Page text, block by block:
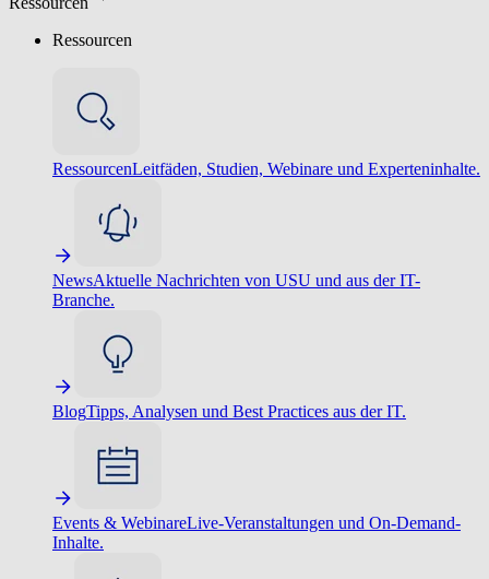
Ressourcen
RessourcenLeitfäden, Studien, Webinare und Experteninhalte.
NewsAktuelle Nachrichten von USU und aus der IT-
Branche.
BlogTipps, Analysen und Best Practices aus der IT.
Events & WebinareLive-Veranstaltungen und On-Demand-
Inhalte.